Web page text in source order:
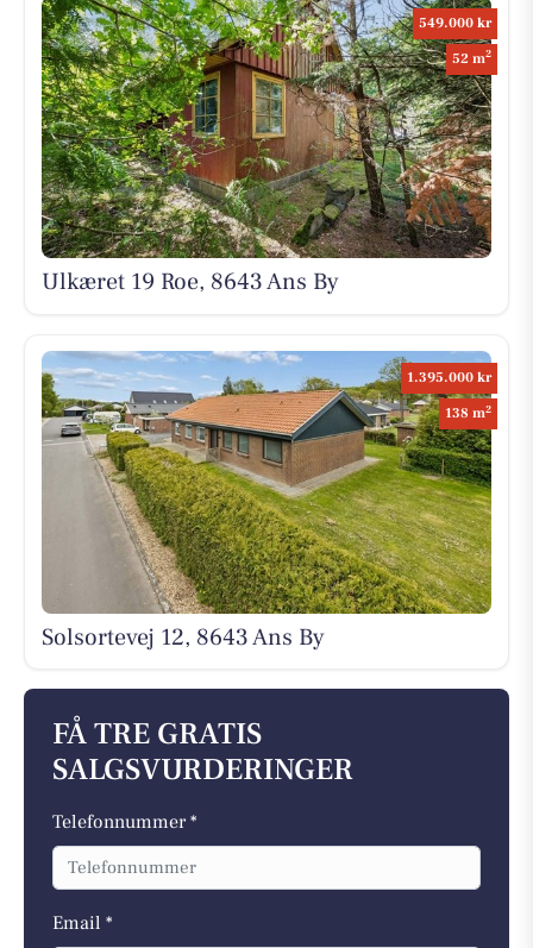
549.000 kr
52 m2
Ulkæret 19 Roe, 8643 Ans By
1.395.000 kr
138 m2
Solsortevej 12, 8643 Ans By
FÅ TRE GRATIS
SALGSVURDERINGER
Telefonnummer *
Email *